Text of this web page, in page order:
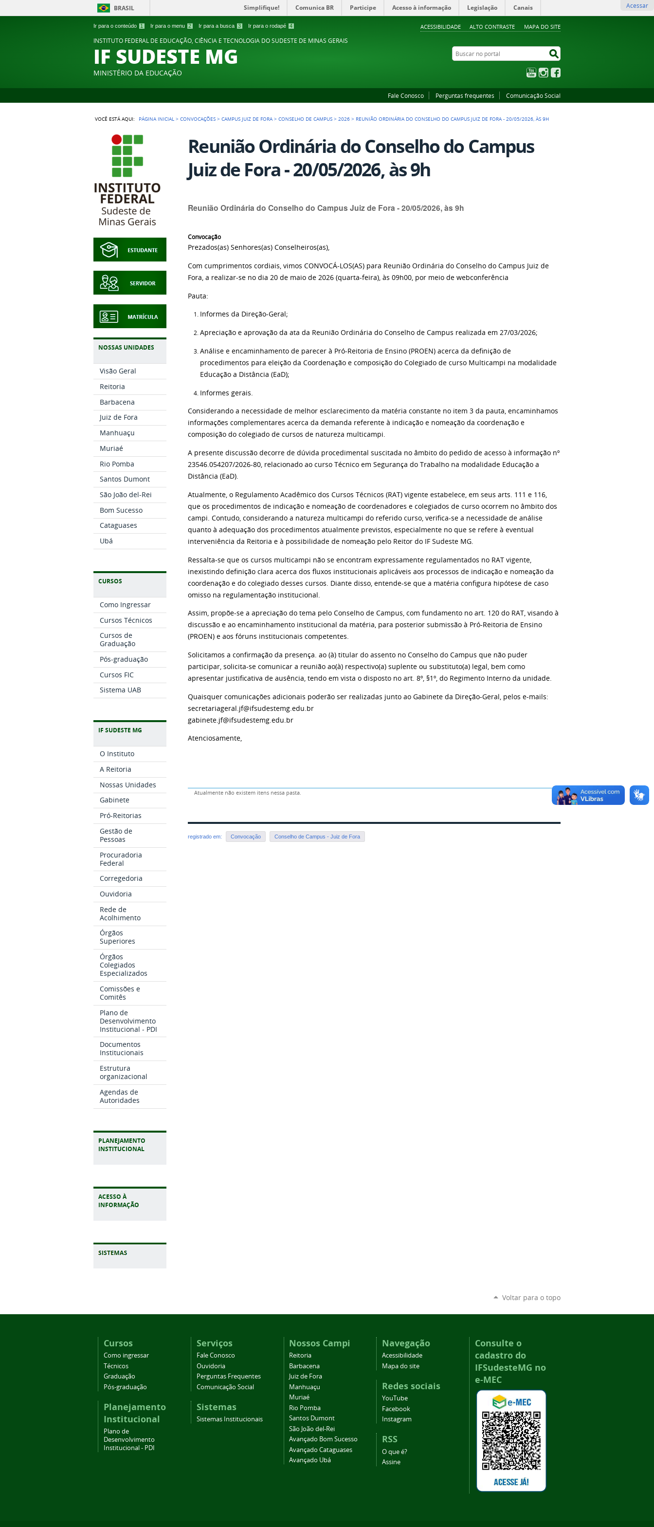
Ir para o conteúdo 1 Ir para o menu 2 Ir para a busca 3 Ir para o rodapé 4 ACESSIBILIDADE ALTO CONTRASTE MAPA DO SITE
BRASIL Simplifique! Comunica BR Participe Acesso à informação Legislação Canais Acessar
INSTITUTO FEDERAL DE EDUCAÇÃO, CIÊNCIA E TECNOLOGIA DO SUDESTE DE MINAS GERAIS
IF SUDESTE MG
MINISTÉRIO DA EDUCAÇÃO
Buscar no portal
YouTubeInstagram
Fale Conosco Perguntas frequentes Comunicação Social
VOCÊ ESTÁ AQUI: PÁGINA INICIAL >CONVOCAÇÕES >CAMPUS JUIZ DE FORA >CONSELHO DE CAMPUS >2026 > REUNIÃO ORDINÁRIA DO CONSELHO DO CAMPUS JUIZ DE FORA - 20/05/2026, ÀS 9H
NOSSAS UNIDADES
Visão Geral
Reitoria
Barbacena
Juiz de Fora
Manhuaçu
Muriaé
Rio Pomba
Santos Dumont
São João del-Rei
Bom Sucesso
Cataguases
Ubá
CURSOS
Como Ingressar
Cursos Técnicos
Cursos de
Graduação
Pós-graduação
Cursos FIC
Sistema UAB
IF SUDESTE MG
O Instituto
A Reitoria
Nossas Unidades
Gabinete
Pró-Reitorias
Gestão de
Pessoas
Procuradoria
Federal
Corregedoria
Ouvidoria
Rede de
Acolhimento
Órgãos
Superiores
Órgãos
Colegiados
Especializados
Comissões e
Comitês
Plano de
Desenvolvimento
Institucional - PDI
Documentos
Institucionais
Estrutura
organizacional
Agendas de
Autoridades
PLANEJAMENTO
INSTITUCIONAL
ACESSO À
INFORMAÇÃO
Reunião Ordinária do Conselho do Campus
Juiz de Fora - 20/05/2026, às 9h
Reunião Ordinária do Conselho do Campus Juiz de Fora - 20/05/2026, às 9h
Convocação
Prezados(as) Senhores(as) Conselheiros(as),
Com cumprimentos cordiais, vimos CONVOCÁ-LOS(AS) para Reunião Ordinária do Conselho do Campus Juiz de
Fora, a realizar-se no dia 20 de maio de 2026 (quarta-feira), às 09h00, por meio de webconferência
Pauta:
Informes da Direção-Geral;
Apreciação e aprovação da ata da Reunião Ordinária do Conselho de Campus realizada em 27/03/2026;
Análise e encaminhamento de parecer à Pró-Reitoria de Ensino (PROEN) acerca da definição de
procedimentos para eleição da Coordenação e composição do Colegiado de curso Multicampi na modalidade
Educação a Distância (EaD);
Informes gerais.
Considerando a necessidade de melhor esclarecimento da matéria constante no item 3 da pauta, encaminhamos
informações complementares acerca da demanda referente à indicação e nomeação da coordenação e
composição do colegiado de cursos de natureza multicampi.
A presente discussão decorre de dúvida procedimental suscitada no âmbito do pedido de acesso à informação nº
23546.054207/2026-80, relacionado ao curso Técnico em Segurança do Trabalho na modalidade Educação a
Distância (EaD).
Atualmente, o Regulamento Acadêmico dos Cursos Técnicos (RAT) vigente estabelece, em seus arts. 111 e 116,
que os procedimentos de indicação e nomeação de coordenadores e colegiados de curso ocorrem no âmbito dos
campi. Contudo, considerando a natureza multicampi do referido curso, verifica-se a necessidade de análise
quanto à adequação dos procedimentos atualmente previstos, especialmente no que se refere à eventual
interveniência da Reitoria e à possibilidade de nomeação pelo Reitor do IF Sudeste MG.
Ressalta-se que os cursos multicampi não se encontram expressamente regulamentados no RAT vigente,
inexistindo definição clara acerca dos fluxos institucionais aplicáveis aos processos de indicação e nomeação da
coordenação e do colegiado desses cursos. Diante disso, entende-se que a matéria configura hipótese de caso
omisso na regulamentação institucional.
Assim, propõe-se a apreciação do tema pelo Conselho de Campus, com fundamento no art. 120 do RAT, visando à
discussão e ao encaminhamento institucional da matéria, para posterior submissão à Pró-Reitoria de Ensino
(PROEN) e aos fóruns institucionais competentes.
Solicitamos a confirmação da presença. ao (à) titular do assento no Conselho do Campus que não puder
participar, solicita-se comunicar a reunião ao(à) respectivo(a) suplente ou substituto(a) legal, bem como
apresentar justificativa de ausência, tendo em vista o disposto no art. 8º, §1º, do Regimento Interno da unidade.
Quaisquer comunicações adicionais poderão ser realizadas junto ao Gabinete da Direção-Geral, pelos e-mails:
secretariageral.jf@ifsudestemg.edu.br
gabinete.jf@ifsudestemg.edu.br
Atenciosamente,
Atualmente não existem itens nessa pasta.
registrado em: Convocação Conselho de Campus - Juiz de Fora
Voltar para o topo
Cursos
Como ingressar
Técnicos
Graduação
Pós-graduação
Planejamento
Institucional
Plano de
Desenvolvimento
Institucional - PDI
Serviços
Fale Conosco
Ouvidoria
Perguntas Frequentes
Comunicação Social
Sistemas
Sistemas Institucionais
Nossos Campi
Reitoria
Barbacena
Juiz de Fora
Manhuaçu
Muriaé
Rio Pomba
Santos Dumont
São João del-Rei
Avançado Bom Sucesso
Avançado Cataguases
Avançado Ubá
Navegação
Acessibilidade
Mapa do site
Redes sociais
YouTube
Facebook
Instagram
RSS
O que é?
Assine
Consulte o
cadastro do
IFSudesteMG no
e-MEC